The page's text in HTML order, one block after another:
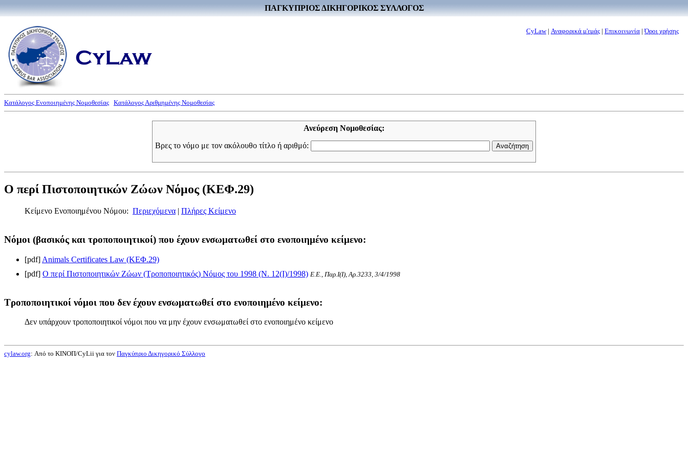
ΠΑΓΚΥΠΡΙΟΣ ΔΙΚΗΓΟΡΙΚΟΣ ΣΥΛΛΟΓΟΣ
CyLaw| Αναφορικά μ'εμάς | Επικοινωνία |Όροι χρήσης
Κατάλογος Ενοποιημένης Νομοθεσίας Κατάλογος Αριθμημένης Νομοθεσίας
Ανεύρεση Νομοθεσίας:
Βρες το νόμο με τον ακόλουθο τίτλο ή αριθμό:
Ο περί Πιστοποιητικών Ζώων Νόμος (ΚΕΦ.29)
Κείμενο Ενοποιημένου Νόμου: Περιεχόμενα | Πλήρες Κείμενο
Νόμοι (βασικός και τροποποιητικοί) που έχουν ενσωματωθεί στο ενοποιημένο κείμενο:
[pdf] Animals Certificates Law (ΚΕΦ.29)
[pdf] Ο περί Πιστοποιητικών Ζώων (Τροποποιητικός) Νόμος του 1998 (Ν. 12(I)/1998) Ε.Ε., Παρ.Ι(I), Αρ.3233, 3/4/1998
Τροποποιητικοί νόμοι που δεν έχουν ενσωματωθεί στο ενοποιημένο κείμενο:
Δεν υπάρχουν τροποποιητικοί νόμοι που να μην έχουν ενσωματωθεί στο ενοποιημένο κείμενο
cylaw.org: Από το ΚΙΝOΠ/CyLii για τον Παγκύπριο Δικηγορικό Σύλλογο